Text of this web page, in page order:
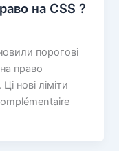
на CSS ?
порогові
право
нові ліміти